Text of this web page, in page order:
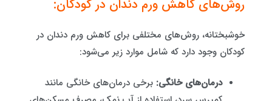
روش‌های کاهش ورم دندان در کودکان:
خوشبختانه، روش‌های مختلفی برای کاهش ورم دندان در
کودکان وجود دارد که شامل موارد زیر می‌شود:
درمان‌های خانگی: برخی درمان‌های خانگی مانند